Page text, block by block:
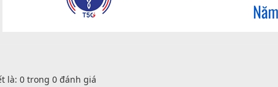
là: 0 trong 0 đánh giá